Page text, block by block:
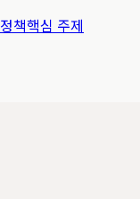
정책핵심 주제